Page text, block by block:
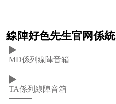
線陣好色先生官网係統
MD係列線陣音箱
TA係列線陣音箱